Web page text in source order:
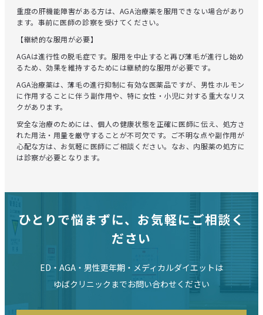
重度の肝機能障害がある方は、AGA治療薬を服用できない場合があり
ます。事前に医師の診察を受けてください。
【継続的な服用が必要】
AGAは進行性の脱毛症です。服用を中止すると再び薄毛が進行し始め
るため、効果を維持するためには継続的な服用が必要です。
AGA治療薬は、薄毛の進行抑制に有効な医薬品ですが、男性ホルモン
に作用することに伴う副作用や、特に女性・小児に対する重大なリス
クがあります。
安全な治療のためには、個人の健康状態を正確に医師に伝え、処方さ
れた用法・用量を厳守することが不可欠です。ご不明な点や副作用が
心配な方は、お気軽に医師にご相談ください。なお、内服薬の処方に
は診察が必要となります。
ひとりで悩まずに、お気軽にご相談く
ださい
ED・AGA・男性更年期・メディカルダイエットは
ゆばクリニックまでお問い合わせください